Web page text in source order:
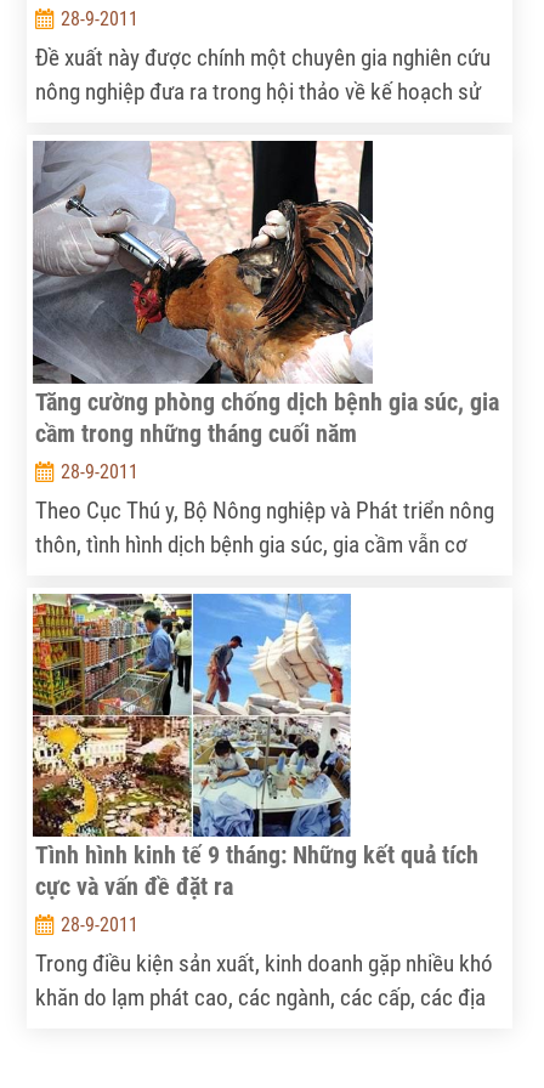
28-9-2011
Đề xuất này được chính một chuyên gia nghiên cứu
nông nghiệp đưa ra trong hội thảo về kế hoạch sử
hôm qua (27.9).
Tăng cường phòng chống dịch bệnh gia súc, gia
cầm trong những tháng cuối năm
28-9-2011
Theo Cục Thú y, Bộ Nông nghiệp và Phát triển nông
thôn, tình hình dịch bệnh gia súc, gia cầm vẫn cơ
nhiên, vẫn còn nguy cơ bùng phát. Do vậy, để đảm
bảo nguồn cung cho dịp Tết Nguyên Đán năm 2011,
cần phải tăng cường phòng chống dịch bệnh trong
những tháng cuối năm.
Tình hình kinh tế 9 tháng: Những kết quả tích
cực và vấn đề đặt ra
28-9-2011
Trong điều kiện sản xuất, kinh doanh gặp nhiều khó
khăn do lạm phát cao, các ngành, các cấp, các địa